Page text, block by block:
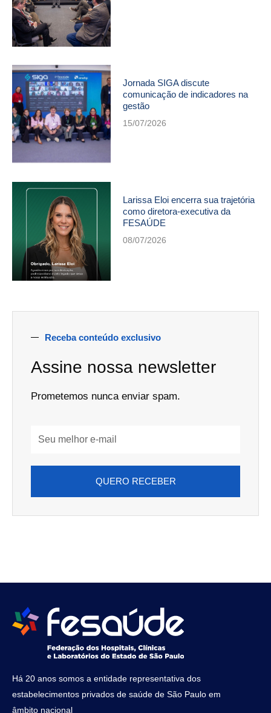
Jornada SIGA discute
comunicação de indicadores na
gestão
15/07/2026
Larissa Eloi encerra sua trajetória
como diretora-executiva da
FESAÚDE
08/07/2026
Receba conteúdo exclusivo
Assine nossa newsletter
Prometemos nunca enviar spam.
QUERO RECEBER
Há 20 anos somos a entidade representativa dos
estabelecimentos privados de saúde de São Paulo em
âmbito nacional